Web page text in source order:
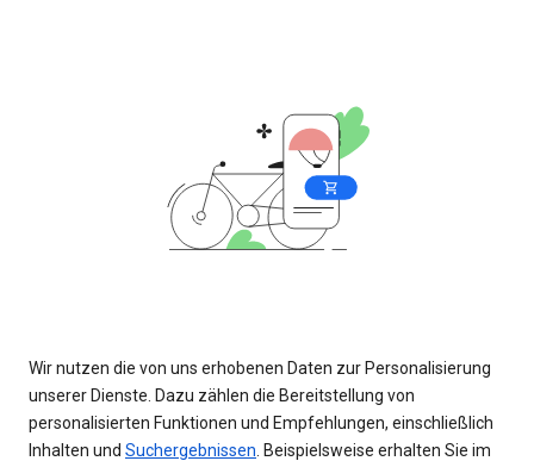
Wir nutzen die von uns erhobenen Daten zur Personalisierung
unserer Dienste. Dazu zählen die Bereitstellung von
personalisierten Funktionen und Empfehlungen, einschließlich
Inhalten und Suchergebnissen . Beispielsweise erhalten Sie im